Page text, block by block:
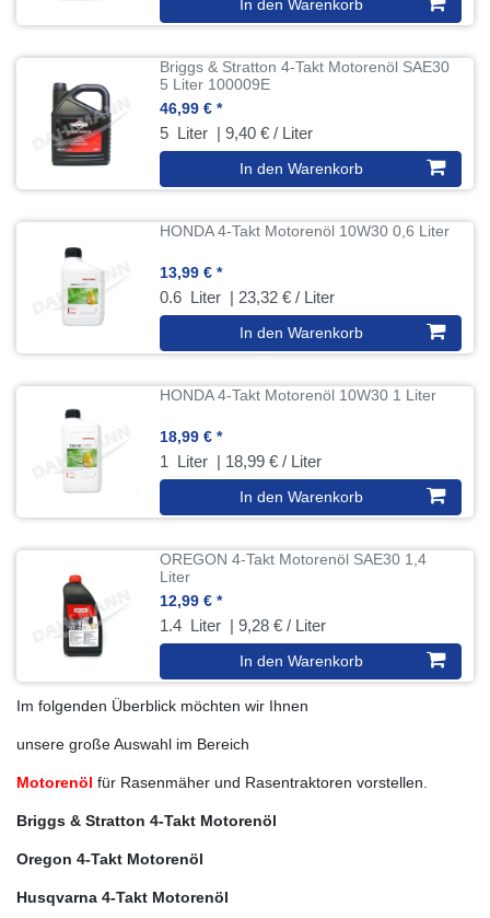
In den Warenkorb
Briggs & Stratton 4-Takt Motorenöl SAE30
5 Liter 100009E
46,99 € *
5 Liter | 9,40 € / Liter
In den Warenkorb
HONDA 4-Takt Motorenöl 10W30 0,6 Liter
13,99 € *
0.6 Liter | 23,32 € / Liter
In den Warenkorb
HONDA 4-Takt Motorenöl 10W30 1 Liter
18,99 € *
1 Liter | 18,99 € / Liter
In den Warenkorb
OREGON 4-Takt Motorenöl SAE30 1,4
Liter
12,99 € *
1.4 Liter | 9,28 € / Liter
In den Warenkorb
Im folgenden Überblick möchten wir Ihnen
unsere große Auswahl im Bereich
Motorenöl für Rasenmäher und Rasentraktoren vorstellen.
Briggs & Stratton 4-Takt Motorenöl
Oregon 4-Takt Motorenöl
Husqvarna 4-Takt Motorenöl